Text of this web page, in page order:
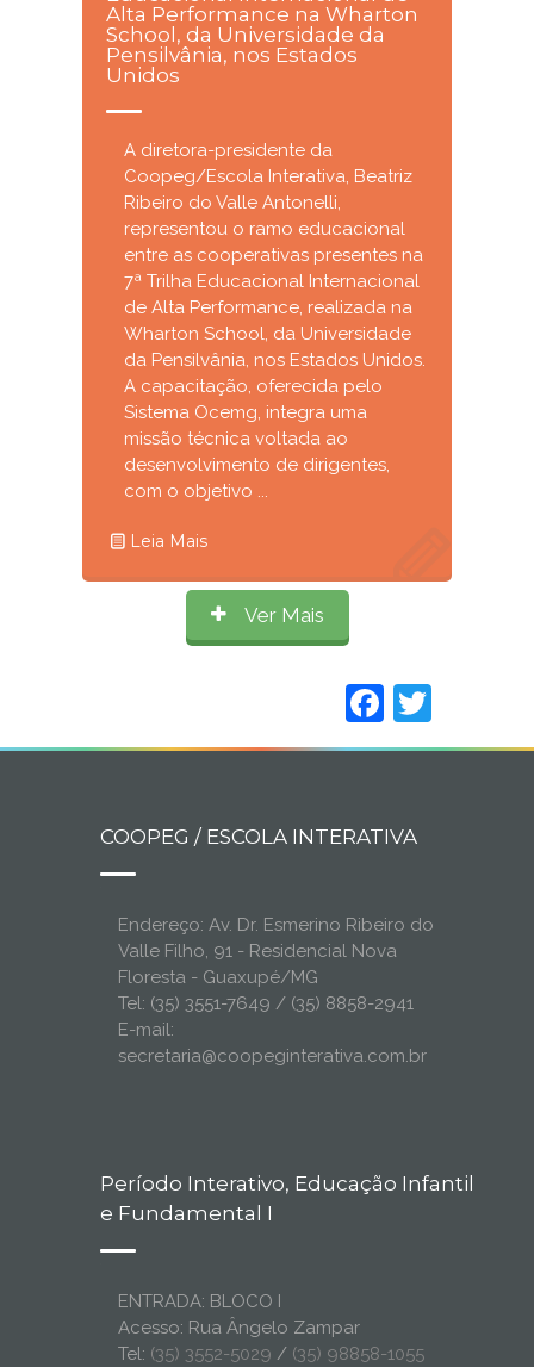
Alta Performance na Wharton
School, da Universidade da
Pensilvânia, nos Estados
Unidos
A diretora-presidente da
Coopeg/Escola Interativa, Beatriz
Ribeiro do Valle Antonelli,
representou o ramo educacional
entre as cooperativas presentes na
7ª Trilha Educacional Internacional
de Alta Performance, realizada na
Wharton School, da Universidade
da Pensilvânia, nos Estados Unidos.
A capacitação, oferecida pelo
Sistema Ocemg, integra uma
missão técnica voltada ao
desenvolvimento de dirigentes,
com o objetivo ...
Leia Mais
Ver Mais
COOPEG / ESCOLA INTERATIVA
Endereço: Av. Dr. Esmerino Ribeiro do
Valle Filho, 91 - Residencial Nova
Floresta - Guaxupé/MG
Tel: (35) 3551-7649 / (35) 8858-2941
E-mail:
secretaria@coopeginterativa.com.br
Período Interativo, Educação Infantil
e Fundamental I
ENTRADA: BLOCO I
Acesso: Rua Ângelo Zampar
Tel: (35) 3552-5029 / (35) 98858-1055